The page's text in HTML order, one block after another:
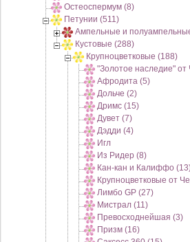
Остеоспермум (8)
Петунии (511)
Ампельные и
Кустовые (288)
Крупноцветковые (188)
"Золотое наследие"
Афродита (5)
Дольче (2)
Дримс (15)
Дувет (7)
Дэдди (4)
Игл
Из Ридер (8)
Кан-кан и Калиффо
Крупноцветковые от
Лимбо GP (27)
Мистрал (11)
Превосходнейшая (3)
Призм (16)